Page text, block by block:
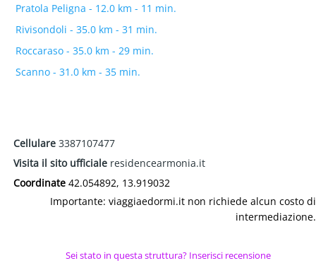
Pratola Peligna - 12.0 km - 11 min.
Rivisondoli - 35.0 km - 31 min.
Roccaraso - 35.0 km - 29 min.
Scanno - 31.0 km - 35 min.
Cellulare 3387107477
Visita il sito ufficiale residencearmonia.it
Coordinate 42.054892, 13.919032
Importante: viaggiaedormi.it non richiede alcun costo di
intermediazione.
Sei stato in questa struttura? Inserisci recensione